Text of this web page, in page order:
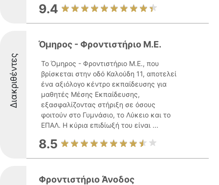
9.4
Διακριθέντες
Όμηρος - Φροντιστήριο Μ.Ε.
Το Όμηρος - Φροντιστήριο Μ.Ε., που
βρίσκεται στην οδό Καλούδη 11, αποτελεί
ένα αξιόλογο κέντρο εκπαίδευσης για
μαθητές Μέσης Εκπαίδευσης,
εξασφαλίζοντας στήριξη σε όσους
φοιτούν στο Γυμνάσιο, το Λύκειο και το
ΕΠΑΛ. Η κύρια επιδίωξή του είναι ...
8.5
Φροντιστήριο Άνοδος